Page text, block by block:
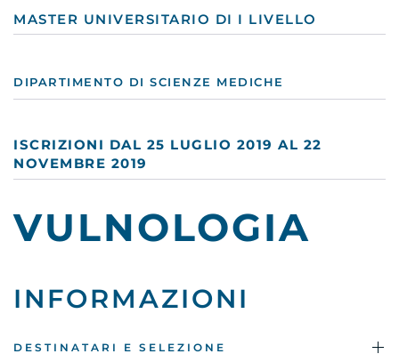
MASTER UNIVERSITARIO DI I LIVELLO
DIPARTIMENTO DI SCIENZE MEDICHE
ISCRIZIONI DAL 25 LUGLIO 2019 AL 22
NOVEMBRE 2019
VULNOLOGIA
INFORMAZIONI
DESTINATARI E SELEZIONE